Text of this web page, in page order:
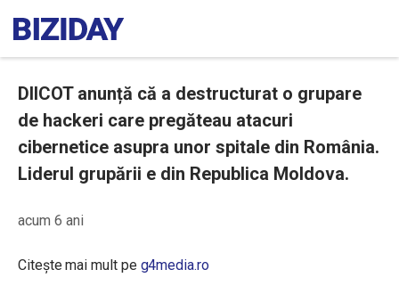
DIICOT anunță că a destructurat o grupare
de hackeri care pregăteau atacuri
cibernetice asupra unor spitale din România.
Liderul grupării e din Republica Moldova.
acum 6 ani
Citește mai mult pe g4media.ro